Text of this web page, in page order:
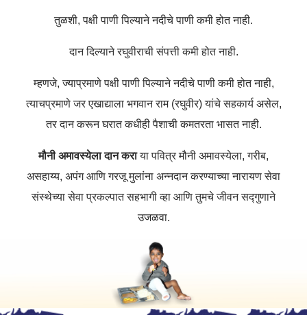
तुळशी, पक्षी पाणी पिल्याने नदीचे पाणी कमी होत नाही.
दान दिल्याने रघुवीराची संपत्ती कमी होत नाही.
म्हणजे, ज्याप्रमाणे पक्षी पाणी पिल्याने नदीचे पाणी कमी होत नाही,
त्याचप्रमाणे जर एखाद्याला भगवान राम (रघुवीर) यांचे सहकार्य असेल,
तर दान करून घरात कधीही पैशाची कमतरता भासत नाही.
मौनी अमावस्येला दान कराया पवित्र मौनी अमावस्येला, गरीब,
असहाय्य, अपंग आणि गरजू मुलांना अन्नदान करण्याच्या नारायण सेवा
संस्थेच्या सेवा प्रकल्पात सहभागी व्हा आणि तुमचे जीवन सद्गुणाने
उजळवा.